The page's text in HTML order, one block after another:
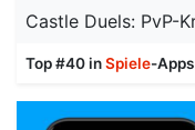
Top #40 inSpiele-Apps